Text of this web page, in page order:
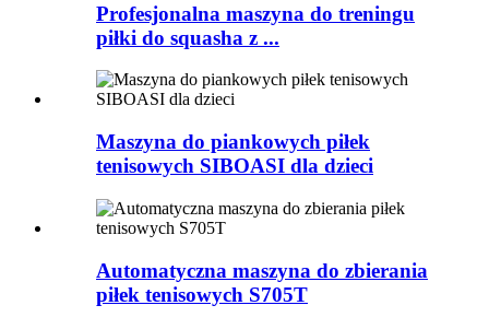
Profesjonalna maszyna do treningu
piłki do squasha z ...
Maszyna do piankowych piłek
tenisowych SIBOASI dla dzieci
Automatyczna maszyna do zbierania
piłek tenisowych S705T